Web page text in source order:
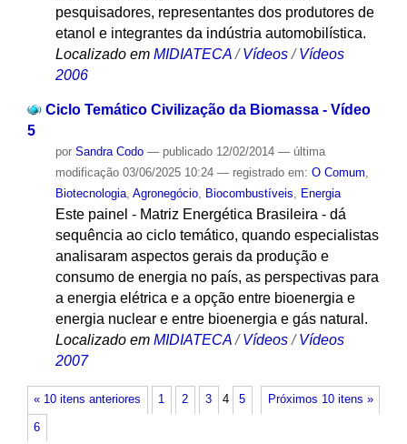
pesquisadores, representantes dos produtores de
etanol e integrantes da indústria automobilística.
Localizado em MIDIATECA /Vídeos /Vídeos
2006
Ciclo Temático Civilização da Biomassa - Vídeo
5
por Sandra Codo — publicado12/02/2014 — última
modificação03/06/2025 10:24 — registrado em: O Comum,
Biotecnologia, Agronegócio, Biocombustíveis, Energia
Este painel - Matriz Energética Brasileira - dá
sequência ao ciclo temático, quando especialistas
analisaram aspectos gerais da produção e
consumo de energia no país, as perspectivas para
a energia elétrica e a opção entre bioenergia e
energia nuclear e entre bioenergia e gás natural.
Localizado em MIDIATECA /Vídeos /Vídeos
2007
« 10 itens anteriores Próximos 10 itens »
1 2 3 4 5
6